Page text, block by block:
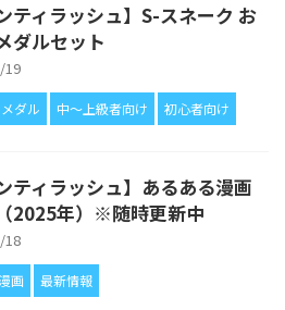
ティラッシュ】S-スネーク お
ダルセット
19
メダル 中〜上級者向け 初心者向け
ティラッシュ】あるある漫画
2025年）※随時更新中
18
画 最新情報